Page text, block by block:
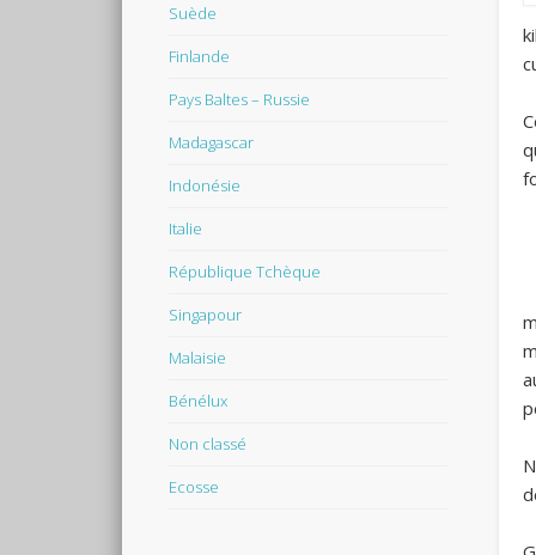
Suède
Finlande
Pays Baltes – Russie
Madagascar
Indonésie
Italie
République Tchèque
Singapour
Malaisie
Bénélux
Non classé
Ecosse